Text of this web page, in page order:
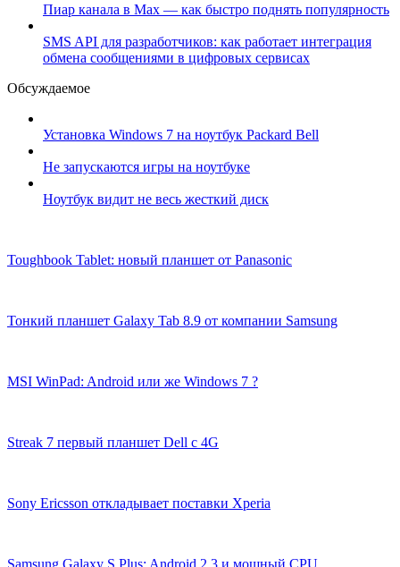
Пиар канала в Max — как быстро поднять популярность
SMS API для разработчиков: как работает интеграция
обмена сообщениями в цифровых сервисах
Обсуждаемое
Установка Windows 7 на ноутбук Packard Bell
Не запускаются игры на ноутбуке
Ноутбук видит не весь жесткий диск
Toughbook Tablet: новый планшет от Panasonic
Тонкий планшет Galaxy Tab 8.9 от компании Samsung
MSI WinPad: Android или же Windows 7 ?
Streak 7 первый планшет Dell с 4G
Sony Ericsson откладывает поставки Xperia
Samsung Galaxy S Plus: Android 2.3 и мощный CPU